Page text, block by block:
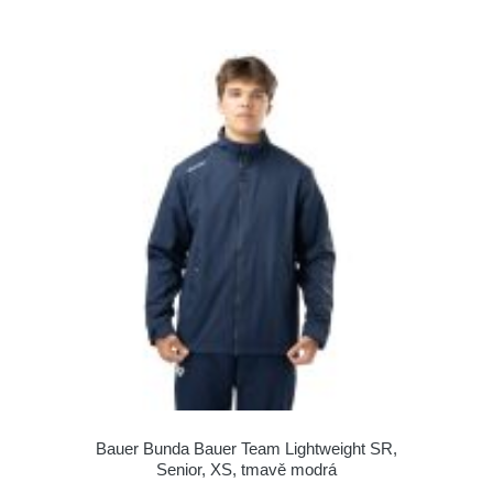
Bauer Bunda Bauer Team Lightweight SR,
Senior, XS, tmavě modrá